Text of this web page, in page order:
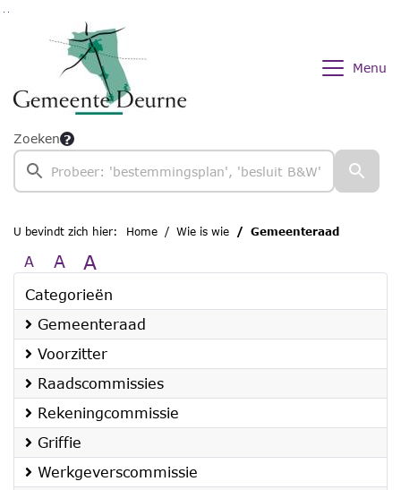
Ga naar de inhoud van deze pagina
Ga naar het zoeken
Ga naar het menu
Menu
Zoeken
U bevindt zich hier: Home Wie is wie Gemeenteraad
A A A
Categorieën
Gemeenteraad
Voorzitter
Raadscommissies
Rekeningcommissie
Griffie
Werkgeverscommissie